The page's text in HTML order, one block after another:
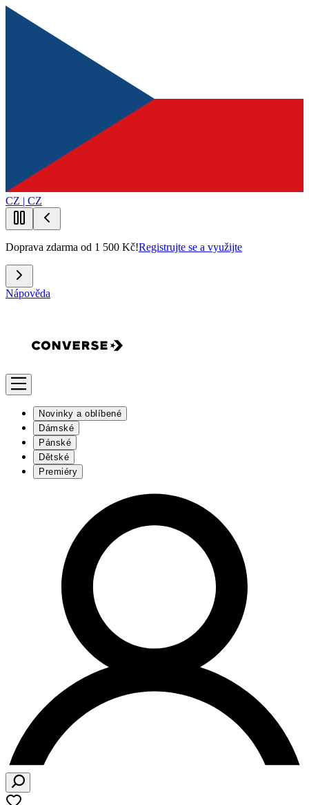
CZ | CZ
Doprava zdarma od 1 500 Kč!Registrujte se a využijte
Nápověda
Novinky a oblíbené
Dámské
Pánské
Dětské
Premiéry